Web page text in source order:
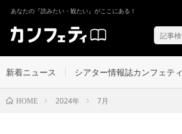
あなたの『読みたい・観たい』がここにある！
新着ニュース シアター情報誌カンフェティ
HOME 2024年 7月